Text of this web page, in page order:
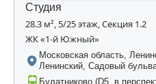
Студия
28.3 м², 5/25 этаж, Секция 1.2
ЖК «1-й Южный»
Московская область,
Ленинский, Садовый
Булатниково (D5, в